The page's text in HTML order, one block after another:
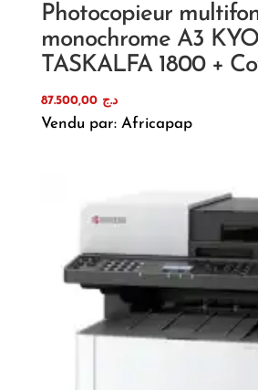
Photocopieur
monochrome A3
TASKALFA 1800 +
د.ج 87.500,00
Vendu par: Africapap